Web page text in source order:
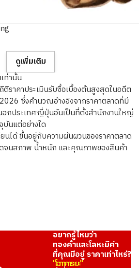
ดูเพิ่มเติม
ท่านั้น
ราคาประเมินรับซื้อเบื้องต้นสูงสุดในอดีต
ซึ่งคำนวณอ้างอิงจากราคาตลาดที่มี
อกประเทศญี่ปุ่นอันเป็นที่ตั้งสำนักงานใหญ่
บันแต่อย่างใด
นได้ ขึ้นอยู่กับความผันผวนของราคาตลาด
จนสภาพ น้ำหนัก และคุณภาพของสินค้า
อยากรู้ไหมว่า
ทองคำและโลหะมีค่า
ที่คุณมีอยู่ ราคาเท่าไหร่?
"โอทาคาระยะ"